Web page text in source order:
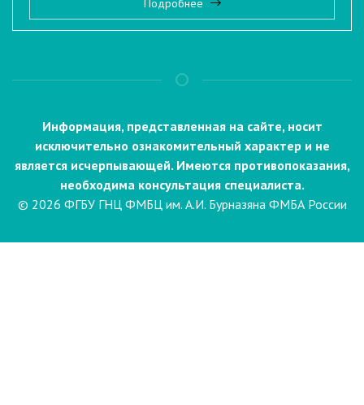
Подробнее
Информация, представленная на сайте, носит
исключительно ознакомительный характер и не
является исчерпывающей. Имеются противопоказания,
необходима консультация специалиста.
© 2026 ФГБУ ГНЦ ФМБЦ им. А.И. Бурназяна ФМБА России